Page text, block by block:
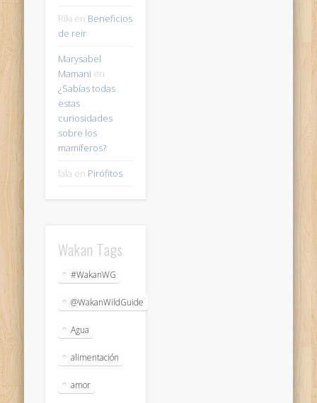
Riki en Beneficios
de reir
Marysabel
Mamani en
¿Sabías todas
estas
curiosidades
sobre los
mamíferos?
lala en Pirófitos
Wakan Tags
#WakanWG
@WakanWildGuide
Agua
alimentación
amor